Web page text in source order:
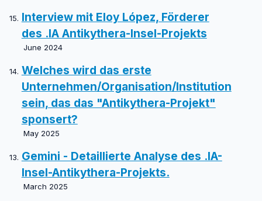
Interview mit Eloy López, Förderer
des .IA Antikythera-Insel-Projekts
June 2024
Welches wird das erste
Unternehmen/Organisation/Institution
sein, das das "Antikythera-Projekt"
sponsert?
May 2025
Gemini - Detaillierte Analyse des .IA-
Insel-Antikythera-Projekts.
March 2025